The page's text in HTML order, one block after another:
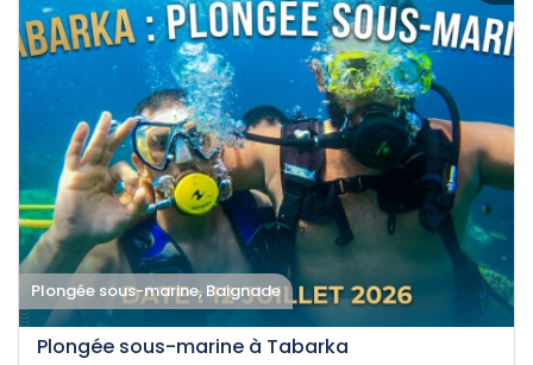
Plongée sous-marine, Baignade
Plongée sous-marine à Tabarka